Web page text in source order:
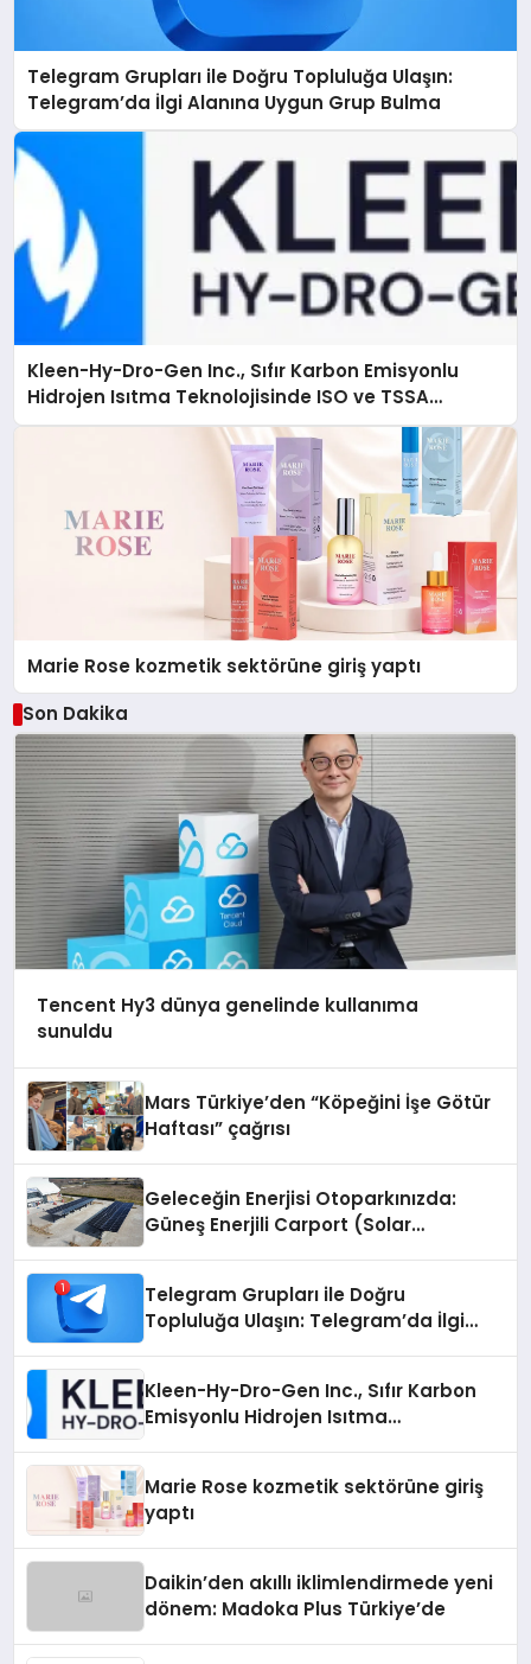
Telegram Grupları ile Doğru Topluluğa Ulaşın:
Telegram’da İlgi Alanına Uygun Grup Bulma
Kleen-Hy-Dro-Gen Inc., Sıfır Karbon Emisyonlu
Hidrojen Isıtma Teknolojisinde ISO ve TSSA
Düzenleyici Onaylarını Aldı
Marie Rose kozmetik sektörüne giriş yaptı
Son Dakika
Tencent Hy3 dünya genelinde kullanıma
sunuldu
Mars Türkiye’den “Köpeğini İşe Götür
Haftası” çağrısı
Geleceğin Enerjisi Otoparkınızda:
Güneş Enerjili Carport (Solar
Telegram Grupları ile Doğru
Topluluğa Ulaşın: Telegram’da İlgi
Kleen-Hy-Dro-Gen Inc., Sıfır Karbon
Emisyonlu Hidrojen Isıtma
Marie Rose kozmetik sektörüne giriş
yaptı
Daikin’den akıllı iklimlendirmede yeni
dönem: Madoka Plus Türkiye’de